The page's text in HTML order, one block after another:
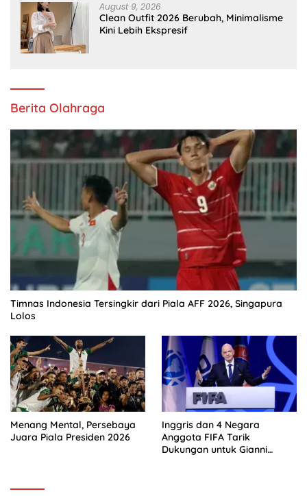
August 9, 2026
Clean Outfit 2026 Berubah, Minimalisme
Kini Lebih Ekspresif
Berita Olahraga
Timnas Indonesia Tersingkir dari Piala AFF 2026, Singapura
Lolos
Menang Mental, Persebaya
Juara Piala Presiden 2026
Inggris dan 4 Negara
Anggota FIFA Tarik
Dukungan untuk Gianni